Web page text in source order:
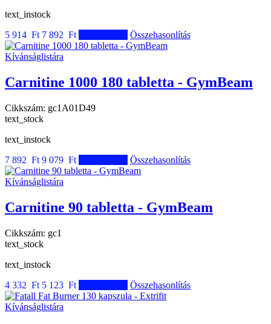
text_instock
5 914 Ft 7 892 Ft Összehasonlítás
Kívánságlistára
Carnitine 1000 180 tabletta - GymBeam
Cikkszám: gc1A01D49
text_stock
text_instock
7 892 Ft 9 079 Ft Összehasonlítás
Kívánságlistára
Carnitine 90 tabletta - GymBeam
Cikkszám: gc1
text_stock
text_instock
4 332 Ft 5 123 Ft Összehasonlítás
Kívánságlistára